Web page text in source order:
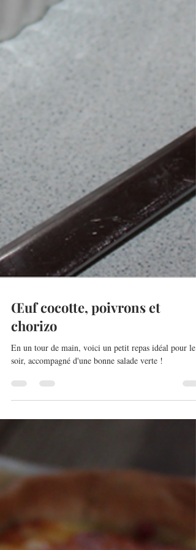
Œuf cocotte, poivrons et
chorizo
En un tour de main, voici un petit repas idéal pour le